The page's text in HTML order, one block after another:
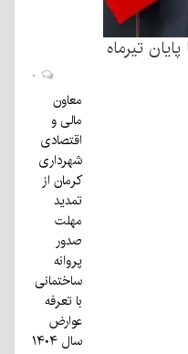
معاون
مالی و
اقتصادی
شهرداری
کرمان از
تمدید
مهلت
صدور
پروانه
ساختمانی
با تعرفه
عوارض
سال ۱۴۰۴